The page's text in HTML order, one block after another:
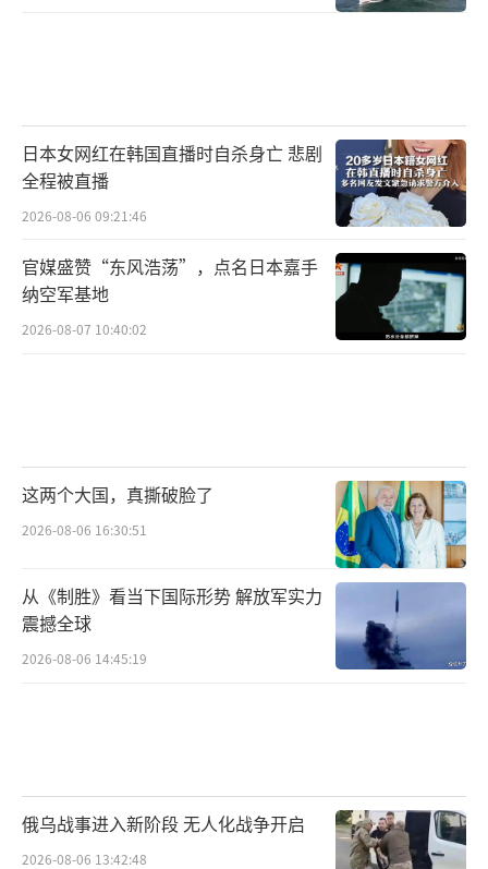
日本亲台派政客屡打“擦边球”
1972年中日邦交正常化，日本承认中华人
民共和国是中国的唯一合法政府，奠定了一个
中国原则，同时日本承认台湾是中国不可分割
的一部分。但考虑到日本与台湾地区的经济和
的紧密度，甚至谋求提升日台“实务”关系的
日本的亲台派是对台“实务外交”的推动
者，也是中日关系的破坏者。岸信介和贺屋兴
宣都是自民党亲台派的大佬，在自民党内有很
大影响力，他们以对蒋介石“感恩”为借口，
渡边美智雄等27人发起结成日华（台湾）关系
议员恳谈会，有152名自民党议员参加了这个恳
日本女网红在韩国直播时自杀身亡 悲剧
全程被直播
2026-08-06 09:21:46
官媒盛赞“东风浩荡”，点名日本嘉手
纳空军基地
2026-08-07 10:40:02
这两个大国，真撕破脸了
2026-08-06 16:30:51
从《制胜》看当下国际形势 解放军实力
震撼全球
2026-08-06 14:45:19
俄乌战事进入新阶段 无人化战争开启
2026-08-06 13:42:48